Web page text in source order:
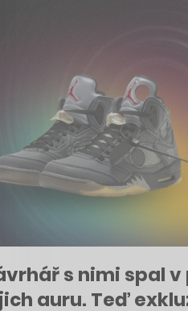
s nimi spal
auru. Teď